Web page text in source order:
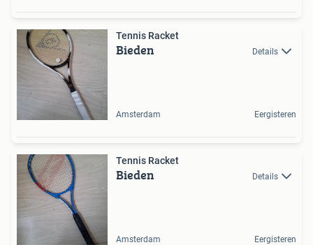
Tennis Racket
Bieden Details
Amsterdam Eergisteren
Tennis Racket
Bieden Details
Amsterdam Eergisteren